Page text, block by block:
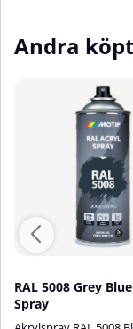
Andra
RAL 5008 Grey
Spray